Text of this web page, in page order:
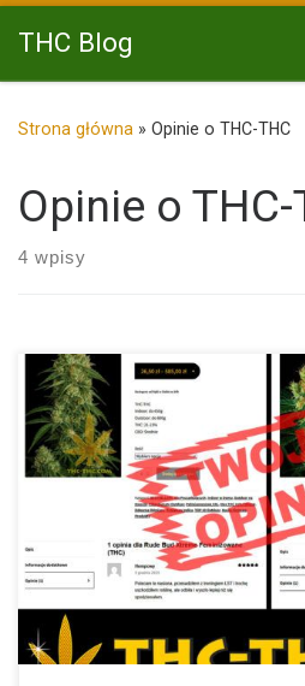
Przejdź do treści
THC Blog
Strona główna » Opinie o THC-THC
Opinie o THC-
4 wpisy
Nowa funkcja w sklepie THC-THC
rozwija się […]